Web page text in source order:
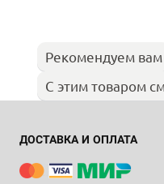
Рекомендуем вам
С этим товаром
ДОСТАВКА И ОПЛАТА